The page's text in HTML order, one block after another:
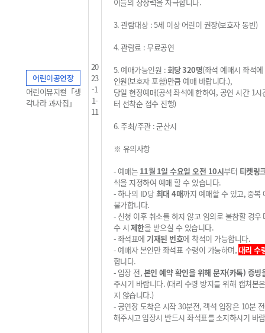
어린이공연장
어린이뮤지컬「생
각나라 과자집」
20
23
-1
1-
11
3.관람대상 : 5세 이상어린이 권장(보호자 동반)
4.관람료 :무료공연
5. 예매가능인원 :회당320명(좌석 예매시 좌석
인원(보호자 포함)만큼 예매 바랍니다.),
당일 현장예매(공석좌석에한하여, 공연 시간 1시
터 선착순 접수 진행)
6.주최/주관 :군산시
※ 유의사항
- 예매는11월 1일 수요일 오전 10시부터 티켓링
석을 지정하여 예매 할 수 있습니다.
-하나의 ID당최대 4매까지 예매할 수 있고,중복
불가합니다.
- 신청 이후 취소를 하지 않고 임의로 불참할 경우
수 시제한을 받으실 수 있습니다.
-좌석표에기재된 번호에 착석이 가능합니다.
- 예매자 본인만 좌석표 수령이 가능하며,대리 수
합니다.
- 입장 전,본인 예약 확인을 위해 문자(카톡) 증빙
주시기 바랍니다. (대리 수령 방지를 위해 캡쳐본
지 않습니다.)
-공연장 도착은 시작30분전, 객석 입장은 10분
해주시고입장시 반드시 좌석표를소지하시기 바